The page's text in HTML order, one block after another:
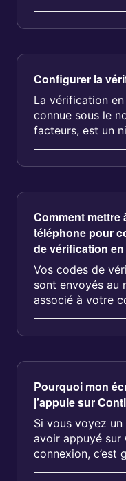
Voici com...
Configurer la
La vérification
connue sous le
facteurs, est un
Comment mettre
téléphone pour
de vérification
Vos codes de
sont envoyés au
associé à votre
Pourquoi mon
j’appuie sur
Si vous voyez
avoir appuyé sur
connexion, c’est